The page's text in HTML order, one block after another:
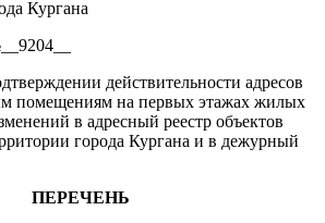
Кургана
действительности адресов
помещениям на первых этажах жилых
в адресный реестр объектов
города Кургана и в дежурный
ПЕРЕЧЕНЬ